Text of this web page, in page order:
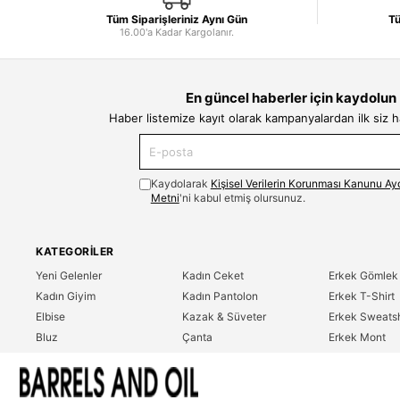
Tüm Siparişleriniz Aynı Gün
16.00'a Kadar Kargolanır.
En güncel haberler için kaydolun
Haber listemize kayıt olarak kampanyalardan ilk siz
Kaydolarak Kişisel Verilerin Korunması Kanunu
Metni'ni kabul etmiş olursunuz.
KATEGORILER
Yeni Gelenler
Kadın Giyim
Elbise
Bluz
T-Shirt
Kadın Ceket
Kadın Pantolon
Kazak & Süveter
Çanta
Erkek Gömlek
Erkek T-Shirt
Erkek
Erkek Mont